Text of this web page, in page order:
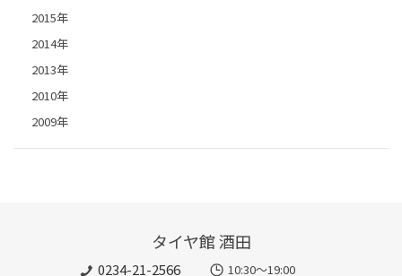
2015年
2014年
2013年
2010年
2009年
タイヤ館 酒田
0234-21-2566
10:30～19:00